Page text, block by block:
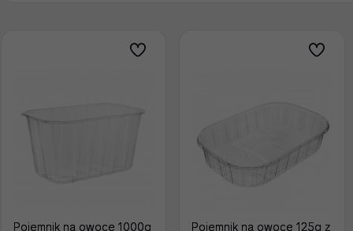
Pojemnik na owoce 1000g
Pojemnik na owoce 125g z